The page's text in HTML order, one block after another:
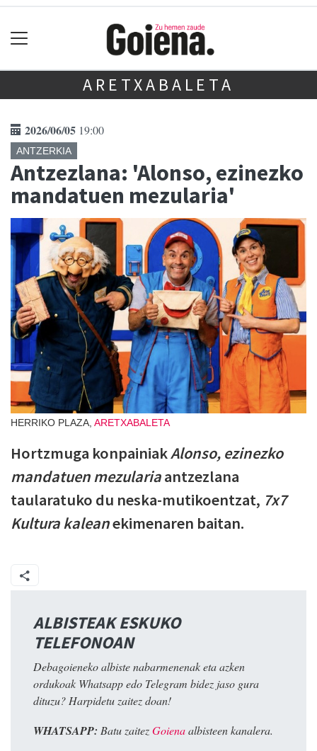
ARETXABALETA
2026/06/05 19:00
ANTZERKIA
Antzezlana: 'Alonso, ezinezko
mandatuen mezularia'
HERRIKO PLAZA, ARETXABALETA
Hortzmuga konpainiakAlonso, ezinezko
mandatuen mezulariaantzezlana
taularatuko du neska-mutikoentzat, 7x7
Kultura kaleanekimenaren baitan.
ALBISTEAK ESKUKO
TELEFONOAN
Debagoieneko albiste nabarmenenak eta azken
ordukoak Whatsapp edo Telegram bidez jaso gura
dituzu? Harpidetu zaitez doan!
WHATSAPP: Batu zaitezGoienaalbisteen kanalera.